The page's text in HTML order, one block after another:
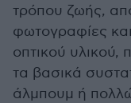
τρόπου ζωής,
φωτογραφίες
οπτικού
τα βασικά
άλμπουμ ή